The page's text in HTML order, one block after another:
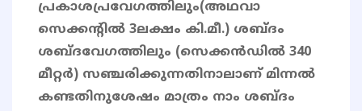
പ്രകാശപ്രവേഗത്തിലും(അഥവാ
സെക്കന്റിൽ 3ലക്ഷം കി.മീ.) ശബ്ദം
ശബ്ദവേഗത്തിലും (സെക്കൻഡിൽ 340
മീറ്റർ) സഞ്ചരിക്കുന്നതിനാലാണ് മിന്നൽ
കണ്ടതിനുശേഷം മാത്രം നാം ശബ്ദം